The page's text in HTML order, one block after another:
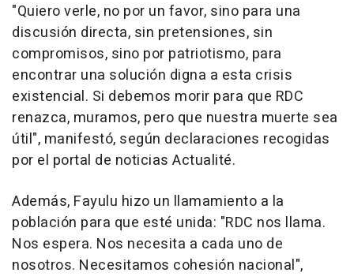
"Quiero verle, no por un favor, sino para una
discusión directa, sin pretensiones, sin
compromisos, sino por patriotismo, para
encontrar una solución digna a esta crisis
existencial. Si debemos morir para que RDC
renazca, muramos, pero que nuestra muerte sea
útil", manifestó, según declaraciones recogidas
por el portal de noticias Actualité.
Además, Fayulu hizo un llamamiento a la
población para que esté unida: "RDC nos llama.
Nos espera. Nos necesita a cada uno de
nosotros. Necesitamos cohesión nacional",